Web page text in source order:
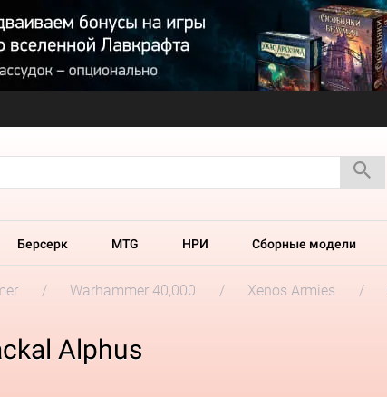
Берсерк MTG НРИ Сборные модели
Warhammer 40,000 Xenos Armies
Alphus